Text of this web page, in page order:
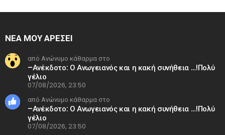
ΝΕΑ ΜΟΥ ΑΡΕΣΕΙ
από Ανώνυμο κάθαρμα στο
–Ανέκδοτο: Ο Ανωγειανός και η κακή συνήθεια …!Πολύ
γέλιο
07/08/2026, 23:50
από Ανώνυμο κάθαρμα στο
–Ανέκδοτο: Ο Ανωγειανός και η κακή συνήθεια …!Πολύ
γέλιο
07/08/2026, 23:50